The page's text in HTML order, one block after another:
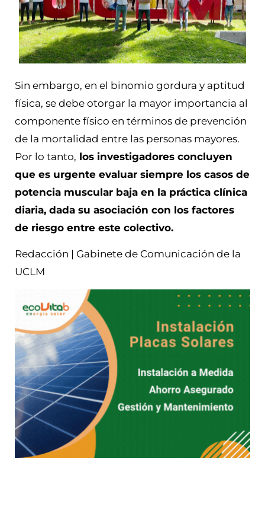
Sin embargo, en el binomio gordura y aptitud
física, se debe otorgar la mayor importancia al
componente físico en términos de prevención
de la mortalidad entre las personas mayores.
Por lo tanto, los investigadores concluyen
que es urgente evaluar siempre los casos de
potencia muscular baja en la práctica clínica
diaria, dada su asociación con los factores
de riesgo entre este colectivo.
Redacción | Gabinete de Comunicación de la
UCLM